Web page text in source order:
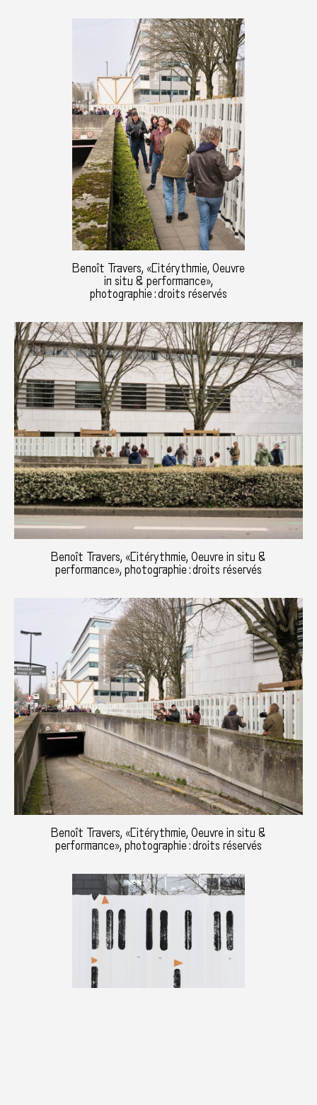
Benoît Travers, «Citérythmie, Oeuvre
in situ & performance»,
photographie : droits réservés
Benoît Travers, «Citérythmie, Oeuvre in situ &
performance», photographie : droits réservés
Benoît Travers, «Citérythmie, Oeuvre in situ &
performance», photographie : droits réservés